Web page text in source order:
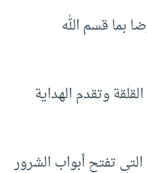
بما قسم الله
وتقدم الهداية
التي تفتح أبواب الشرور